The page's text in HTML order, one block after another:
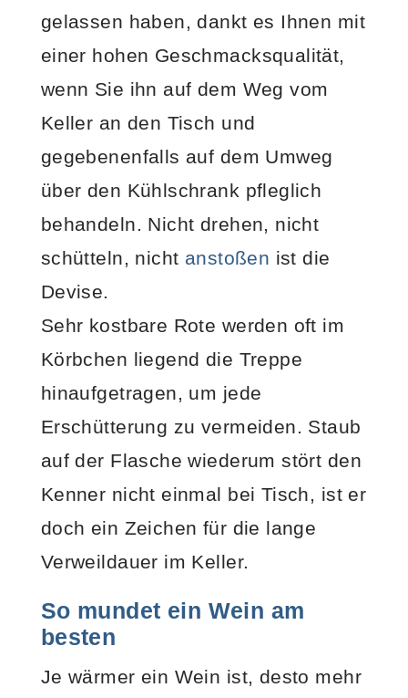
gelassen haben, dankt es Ihnen mit
einer hohen Geschmacksqualität,
wenn Sie ihn auf dem Weg vom
Keller an den Tisch und
gegebenenfalls auf dem Umweg
über den Kühlschrank pfleglich
behandeln. Nicht drehen, nicht
schütteln, nicht anstoßen ist die
Devise.
Sehr kostbare Rote werden oft im
Körbchen liegend die Treppe
hinaufgetragen, um jede
Erschütterung zu vermeiden. Staub
auf der Flasche wiederum stört den
Kenner nicht einmal bei Tisch, ist er
doch ein Zeichen für die lange
Verweildauer im Keller.
So mundet ein Wein am
besten
Je wärmer ein Wein ist, desto mehr